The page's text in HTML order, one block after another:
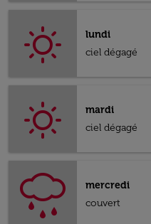
lundi
ciel dégagé
mardi
ciel dégagé
mercredi
couvert